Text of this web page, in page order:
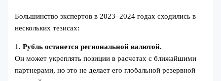
Большинство экспертов в 2023–2024 годах сходились в
нескольких тезисах:
1.Рубль останется региональной валютой.
Он может укреплять позиции в расчетах с ближайшими
партнерами, но это не делает его глобальной резервной